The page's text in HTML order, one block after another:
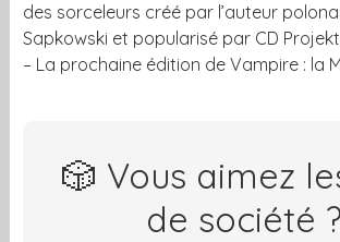
des sorceleurs créé par l’auteur
Sapkowski et popularisé par CD
– La prochaine édition de Vampire : la
🎲 Vous aimez
de société ?